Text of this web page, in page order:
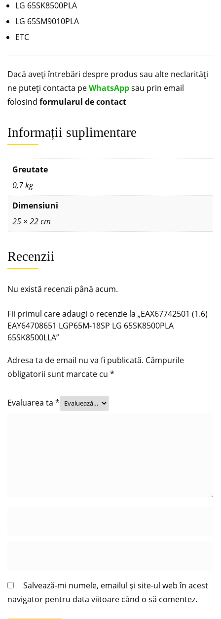
LG 65SK8500PLA
LG 65SM9010PLA
ETC
Dacă aveți întrebări despre produs sau alte neclarități
ne puteți contacta peWhatsAppsau prin email
folosind formularul de contact
Informații suplimentare
Greutate
0,7 kg
Dimensiuni
25 × 22 cm
Recenzii
Nu există recenzii până acum.
Fii primul care adaugi o recenzie la „EAX67742501 (1.6)
EAY64708651 LGP65M-18SP LG 65SK8500PLA
65SK8500LLA”
Adresa ta de email nu va fi publicată. Câmpurile
obligatorii sunt marcate cu *
Evaluarea ta *
Salvează-mi numele, emailul și site-ul web în acest
navigator pentru data viitoare când o să comentez.